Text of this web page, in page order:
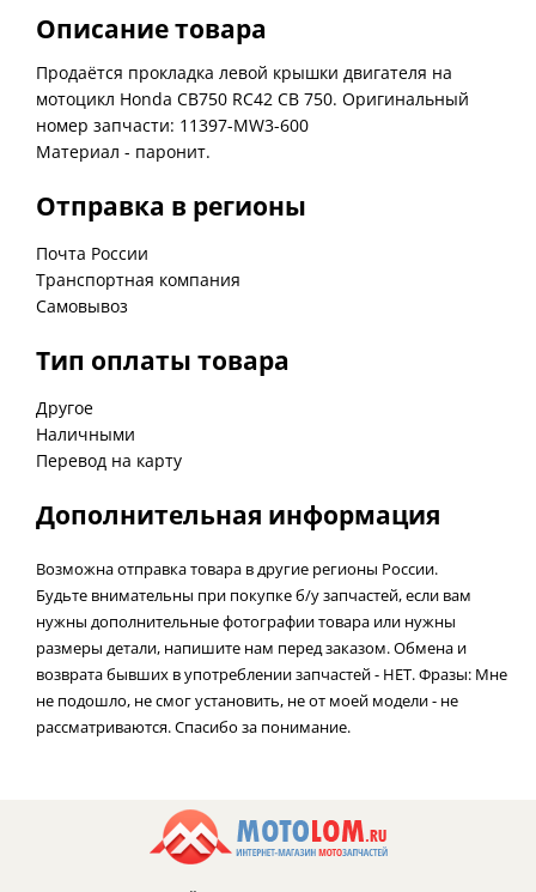
Описание товара
Продаётся прокладка левой крышки двигателя на
мотоцикл Honda CB750 RC42 CB 750. Оригинальный
номер запчасти: 11397-MW3-600
Материал - паронит.
Отправка в регионы
Почта России
Транспортная компания
Самовывоз
Тип оплаты товара
Другое
Наличными
Перевод на карту
Дополнительная информация
Возможна отправка товара в другие регионы России.
Будьте внимательны при покупке б/у запчастей, если вам
нужны дополнительные фотографии товара или нужны
размеры детали, напишите нам перед заказом. Обмена и
возврата бывших в употреблении запчастей - НЕТ. Фразы: Мне
не подошло, не смог установить, не от моей модели - не
рассматриваются. Спасибо за понимание.